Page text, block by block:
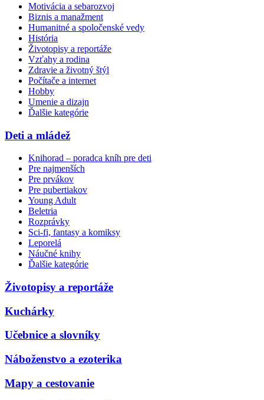
Motivácia a sebarozvoj
Biznis a manažment
Humanitné a spoločenské vedy
História
Životopisy a reportáže
Vzťahy a rodina
Zdravie a životný štýl
Počítače a internet
Hobby
Umenie a dizajn
Ďalšie kategórie
Deti a mládež
Knihorad – poradca kníh pre deti
Pre najmenších
Pre prvákov
Pre pubertiakov
Young Adult
Beletria
Rozprávky
Sci-fi, fantasy a komiksy
Leporelá
Náučné knihy
Ďalšie kategórie
Životopisy a reportáže
Kuchárky
Učebnice a slovníky
Náboženstvo a ezoterika
Mapy a cestovanie